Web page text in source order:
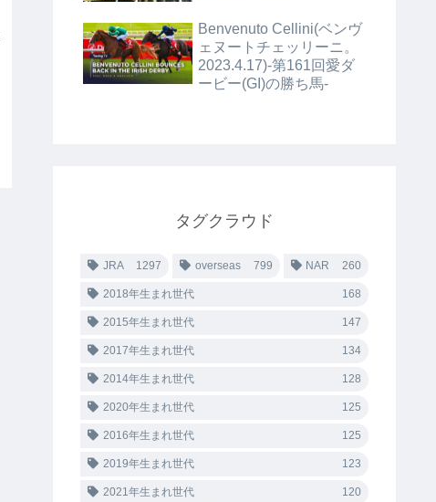
Benvenuto Cellini(ベンヴ
ェヌートチェッリーニ。
2023.4.17)-第161回愛ダ
ービー(GI)の勝ち馬-
タグクラウド
JRA 1297 overseas 799 NAR 260
2018年生まれ世代 168
2015年生まれ世代 147
2017年生まれ世代 134
2014年生まれ世代 128
2020年生まれ世代 125
2016年生まれ世代 125
2019年生まれ世代 123
2021年生まれ世代 120